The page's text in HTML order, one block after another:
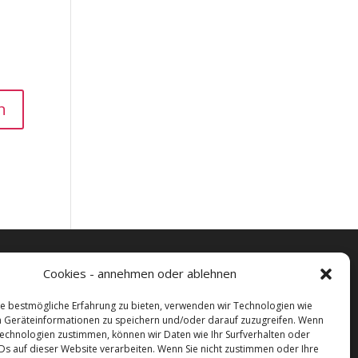
Cookies - annehmen oder ablehnen
bestmögliche Erfahrung zu bieten, verwenden wir Technologien wie
Geräteinformationen zu speichern und/oder darauf zuzugreifen. Wenn
zustimmen, können wir Daten wie Ihr Surfverhalten oder
auf dieser Website verarbeiten. Wenn Sie nicht zustimmen oder Ihre